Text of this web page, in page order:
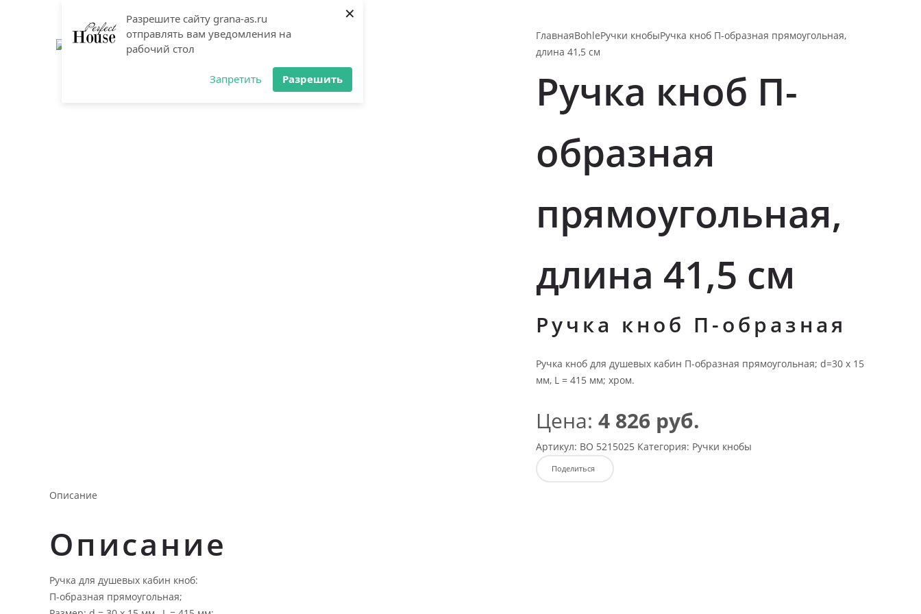
Разрешите сайту grana-as.ru
отправлять вам уведомления на
рабочий стол
Запретить Разрешить
×
ГлавнаяBohleРучки кнобыРучка кноб П-образная прямоугольная,
длина 41,5 см
Ручка кноб П-
образная
прямоугольная,
длина 41,5 см
Ручка кноб П-образная
Ручка кноб для душевых кабин П-образная прямоугольная; d=30 х 15
мм, L = 415 мм; хром.
Цена: 4 826 руб.
Артикул: ВО 5215025 Категория: Ручки кнобы
Поделиться
Описание
Описание
Ручка для душевых кабин кноб:
П-образная прямоугольная;